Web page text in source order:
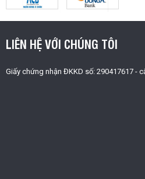
LIÊN HỆ VỚI CHÚNG TÔI
Giấy chứng nhận ĐKKD số: 290417617 -